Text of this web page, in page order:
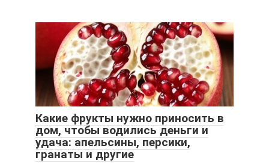
Какие фрукты нужно приносить в
дом, чтобы водились деньги и
удача: апельсины, персики,
гранаты и другие